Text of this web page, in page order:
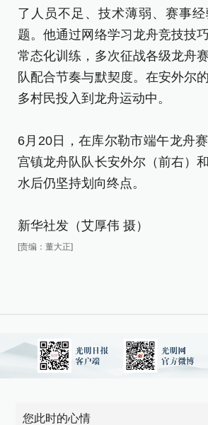
了人员不足、技术薄弱、赛事
题。他通过网络学习龙舟竞技技
常态化训练，多次征战各级龙舟
队配合节奏与默契度。在安外尔
多村民投入到龙舟运动中。
6月20日，在库尔勒市端午龙舟
宫镇龙舟队队长安外尔（前右）
水后仍坚持划向终点。
新华社发（艾厚伟 摄）
[责编：董大正]
您此时的心情